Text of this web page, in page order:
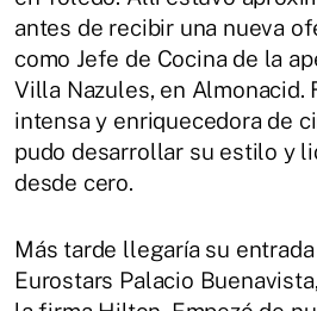
antes de recibir una nueva
como Jefe de Cocina de la
Villa Nazules, en Almonacid.
intensa y enriquecedora de
pudo desarrollar su estilo y
desde cero.
Más tarde llegaría su
Eurostars Palacio